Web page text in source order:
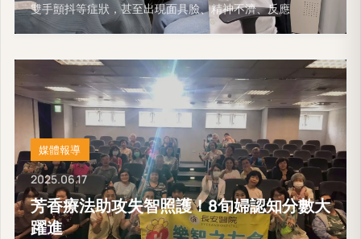
雙手顫抖等症狀，甚至出現面具臉、精神不濟、反應
媒體報導
2025.06.17
芳香療法助攻失智照護！8旬婦認知分數大
躍進